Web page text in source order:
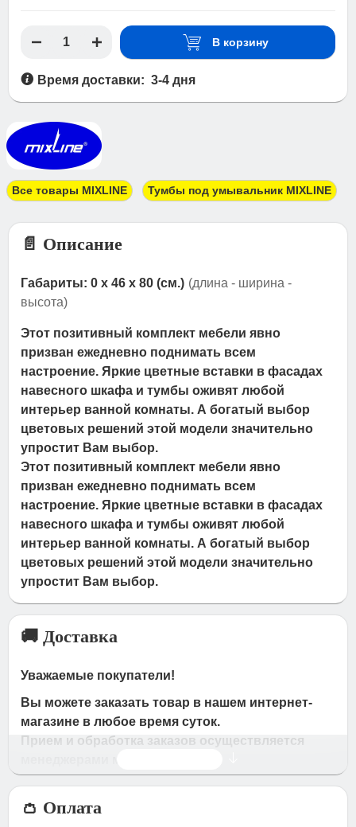
В корзину
Время доставки: 3-4 дня
Все товары MIXLINE Тумбы под умывальник MIXLINE
📄 Описание
Габариты: 0 x 46 x 80 (см.) (длина - ширина -
высота)
Этот позитивный комплект мебели явно
призван ежедневно поднимать всем
настроение. Яркие цветные вставки в фасадах
навесного шкафа и тумбы оживят любой
интерьер ванной комнаты. А богатый выбор
цветовых решений этой модели значительно
упростит Вам выбор.
Этот позитивный комплект мебели явно
призван ежедневно поднимать всем
настроение. Яркие цветные вставки в фасадах
навесного шкафа и тумбы оживят любой
интерьер ванной комнаты. А богатый выбор
цветовых решений этой модели значительно
упростит Вам выбор.
🚚 Доставка
Уважаемые покупатели!
Вы можете заказать товар в нашем интернет-
магазине в любое время суток.
Прием и обработка заказов осуществляется
Время работы магазина:
с 09:00 дo 19:00
👛 Оплата